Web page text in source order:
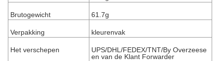
Brutogewicht 61.7g
Verpakking kleurenvak
Het verschepen
UPS/DHL/FEDEX/TNT/By Overzeese
en van de Klant Forwarder